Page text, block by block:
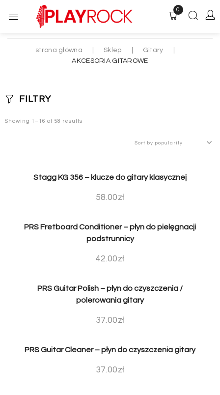
0
strona główna Sklep Gitary
AKCESORIA GITAROWE
FILTRY
Showing 1–16 of 58 results
Stagg KG 356 – klucze do gitary klasycznej
58.00zł
PRS Fretboard Conditioner – płyn do pielęgnacji
podstrunnicy
42.00zł
PRS Guitar Polish – płyn do czyszczenia /
polerowania gitary
37.00zł
PRS Guitar Cleaner – płyn do czyszczenia gitary
37.00zł